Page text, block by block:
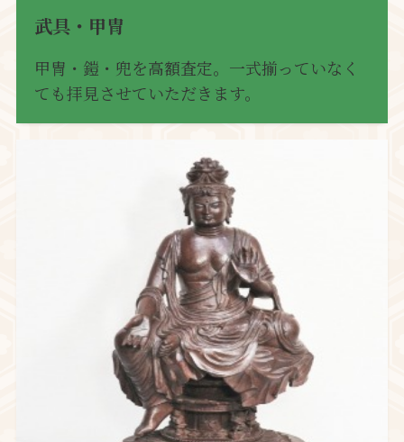
武具・甲冑
甲冑・鎧・兜を高額査定。一式揃っていなく
ても拝見させていただきます。